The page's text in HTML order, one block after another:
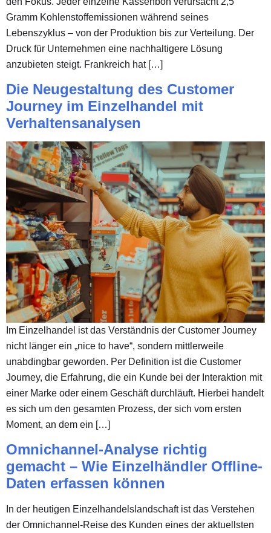
Gramm Kohlenstoffemissionen während seines
Lebenszyklus – von der Produktion bis zur Verteilung. Der
Druck für Unternehmen eine nachhaltigere Lösung
anzubieten steigt. Frankreich hat […]
Die Neugestaltung des Customer
Journey im Einzelhandel mit
Verhaltensanalysen
Im Einzelhandel ist das Verständnis der Customer Journey
nicht länger ein „nice to have“, sondern mittlerweile
unabdingbar geworden. Per Definition ist die Customer
Journey, die Erfahrung, die ein Kunde bei der Interaktion mit
einer Marke oder einem Geschäft durchläuft. Hierbei handelt
es sich um den gesamten Prozess, der sich vom ersten
Moment, an dem ein […]
Omnichannel-Analyse richtig
gemacht – Wie Einzelhändler Offline-
Daten erfassen können
In der heutigen Einzelhandelslandschaft ist das Verstehen
der Omnichannel-Reise des Kunden eines der aktuellsten